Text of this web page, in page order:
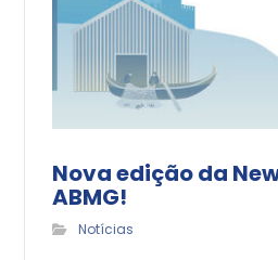
Nova edição da
ABMG!
Notícias